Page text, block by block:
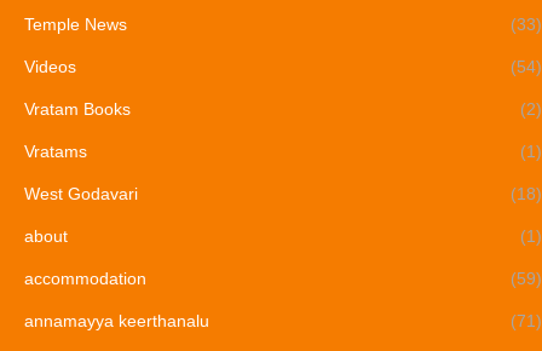
Temple News (33)
Videos (54)
Vratam Books (2)
Vratams (1)
West Godavari (18)
about (1)
accommodation (59)
annamayya keerthanalu (71)